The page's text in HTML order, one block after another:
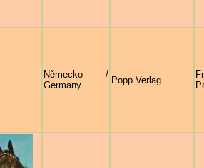
Německo /
Germany
Popp Verlag